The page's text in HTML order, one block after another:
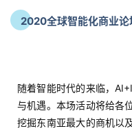
2020全球智能化商业论
随着智能时代的来临，
与机遇。本场活动将给各
挖掘东南亚最大的商机以